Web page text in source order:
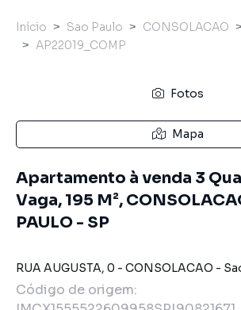
Início Sao Paulo CONSOLACAO
AP22019_COMP
Fotos
Mapa
Apartamento à venda 3
Vaga, 195 M²,
PAULO - SP
RUA AUGUSTA, 0 - CONSOLACAO -
Código de origem: